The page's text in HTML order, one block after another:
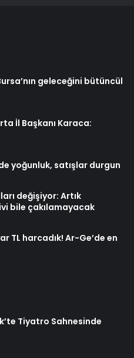
geleceğini bütüncül
İl Başkanı Karaca:
yoğunluk, satışlar durgun
değişiyor: Artık
bile çakılamayacak
TL harcadık! Ar-Ge’de en
Tiyatro Sahnesinde